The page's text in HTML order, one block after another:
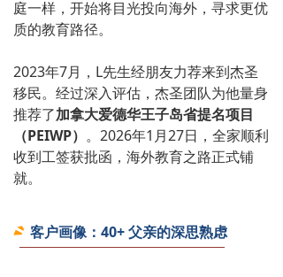
庭一样，开始将目光投向海外，寻求更优
质的教育路径。
2023年7月， L先生经朋友力荐来到杰圣
移民。经过深入评估，杰圣团队为他量身
推荐了加拿大爱德华王子岛省提名项目
（PEIWP） 。2026年1月27日，全家顺利
收到工签获批函，海外教育之路正式铺
就。
客户画像：40+ 父亲的深思熟虑